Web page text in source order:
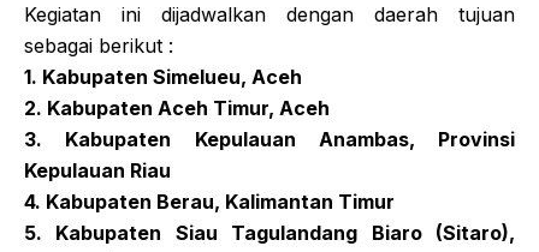
Kegiatan ini dijadwalkan dengan daerah tujuan
sebagai berikut :
1. Kabupaten Simelueu, Aceh
2. Kabupaten Aceh Timur, Aceh
3. Kabupaten Kepulauan Anambas, Provinsi
Kepulauan Riau
4. Kabupaten Berau, Kalimantan Timur
5. Kabupaten Siau Tagulandang Biaro (Sitaro),